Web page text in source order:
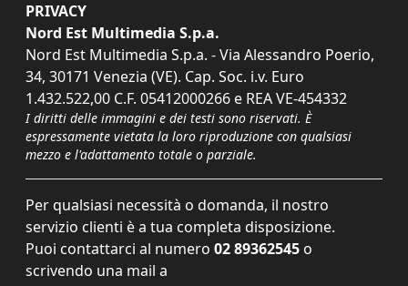
PRIVACY
Nord Est Multimedia S.p.a.
Nord Est Multimedia S.p.a. - Via Alessandro Poerio,
34, 30171 Venezia (VE). Cap. Soc. i.v. Euro
1.432.522,00 C.F. 05412000266 e REA VE-454332
I diritti delle immagini e dei testi sono riservati. È
espressamente vietata la loro riproduzione con qualsiasi
mezzo e l'adattamento totale o parziale.
Per qualsiasi necessità o domanda, il nostro
servizio clienti è a tua completa disposizione.
Puoi contattarci al numero 02 89362545 o
scrivendo una mail a